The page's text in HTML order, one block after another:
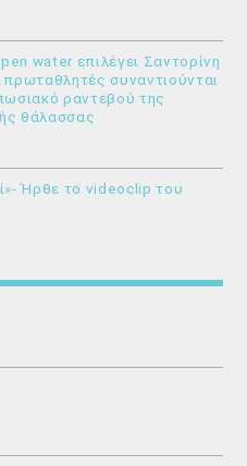
water επιλέγει Σαντορίνη
πρωταθλητές συναντιούνται
ραντεβού της
θάλασσας
Ήρθε το videoclip του